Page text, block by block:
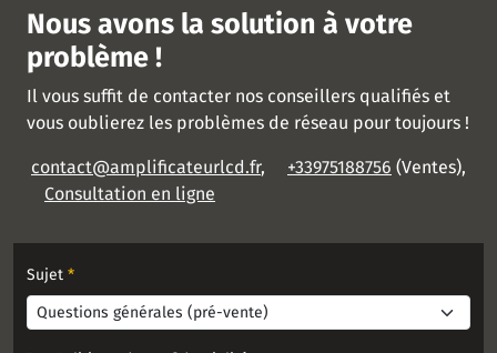
Nous avons la solution à votre
problème !
Il vous suffit de contacter nos conseillers qualifiés et
vous oublierez les problèmes de réseau pour toujours !
contact@amplificateurlcd.fr, +33975188756 (Ventes),
Consultation en ligne
Sujet *